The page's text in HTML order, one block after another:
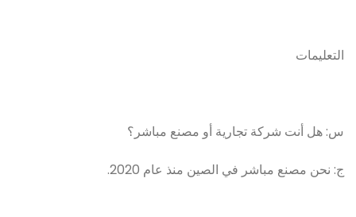
التعليمات
س: هل أنت شركة تجارية أو مصنع مباشر؟
ج: نحن مصنع مباشر في الصين منذ عام 2020.